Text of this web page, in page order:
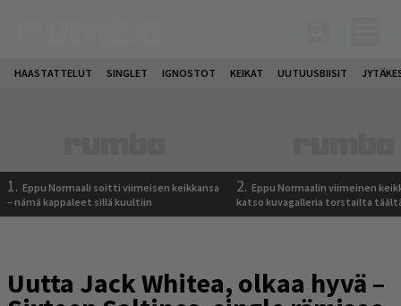
HAASTATTELUT SINGLET IGNOSTOT KEIKAT UUTUUSBIISIT
1. Eppu Normaali soitti viimeisen keikkansa
– nämä kappaleet sillä kuultiin
2. Eppu Normaalin viimeinen
katso kuvagalleria torstailta
Uutta Jack Whitea, olkaa hyvä –